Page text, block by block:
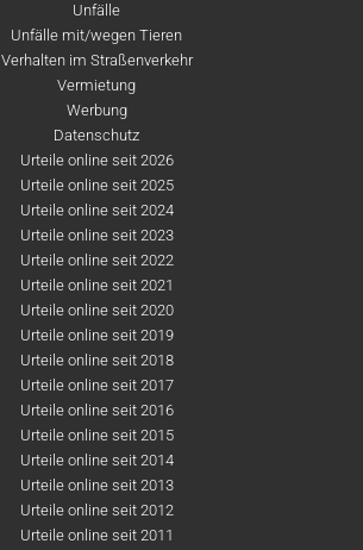
Unfälle
Unfälle mit/wegen Tieren
Verhalten im Straßenverkehr
Vermietung
Werbung
Datenschutz
Urteile online seit 2026
Urteile online seit 2025
Urteile online seit 2024
Urteile online seit 2023
Urteile online seit 2022
Urteile online seit 2021
Urteile online seit 2020
Urteile online seit 2019
Urteile online seit 2018
Urteile online seit 2017
Urteile online seit 2016
Urteile online seit 2015
Urteile online seit 2014
Urteile online seit 2013
Urteile online seit 2012
Urteile online seit 2011